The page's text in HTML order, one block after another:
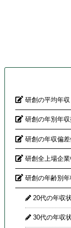
研創の平均年
研創の年別年
研創の年収偏
研創全上場企
研創の年齢別
20代の年収
30代の年収